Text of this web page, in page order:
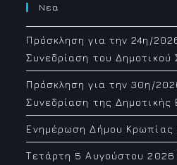
Νεα
Πρόσκληση για την 24η/
Συνεδρίαση του Δημοτικού
Πρόσκληση για την 30η/
Συνεδρίαση της Δημοτικής
Ενημέρωση Δήμου Κρωπίας
Τετάρτη 5 Αυγούστου 2026